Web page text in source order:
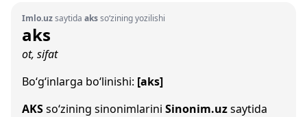
Imlo.uzsaytida aksso‘zining yozilishi
aks
ot, sifat
Bo‘g‘inlarga bo‘linishi: [aks]
AKSso‘zining sinonimlarini Sinonim.uzsaytida